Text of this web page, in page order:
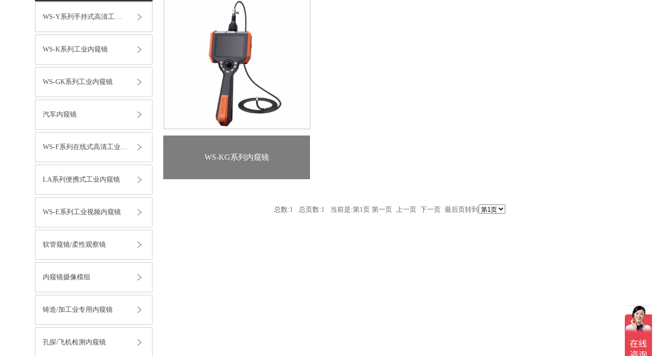
WS-Y系列手持式高清工业内窥镜
WS-K系列工业内窥镜
WS-GK系列工业内窥镜
汽车内窥镜
WS-F系列在线式高清工业内窥镜
LA系列便携式工业内窥镜
WS-E系列工业视频内窥镜
软管窥镜/柔性观察镜
内窥镜摄像模组
铸造/加工业专用内窥镜
孔探/飞机检测内窥镜
WS-KG系列内窥镜
总数:1 总页数:1 当前是:第1页 第一页 上一页 下一页 最后页转到